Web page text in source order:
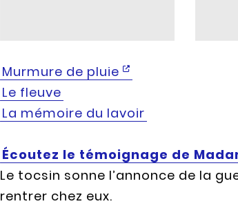
Murmure de pluie
Le fleuve
La mémoire du lavoir
Écoutez le témoignage de
Le tocsin sonne l’annonce de la
rentrer chez eux.